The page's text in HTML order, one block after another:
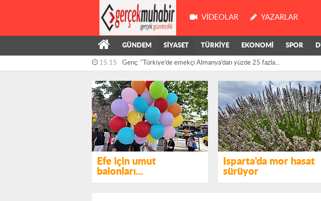
VIDEOLAR YAZARLAR
GÜNDEM SİYASET TÜRKİYE EKONOMİ SPOR
15:15 Genç: "Türkiye’de emekçi Almanya’dan yüzde 25 fazla
çalışıyor,...
reddedildi
Efe için umut
balonları...
Isparta'da mor hasat
sürüyor